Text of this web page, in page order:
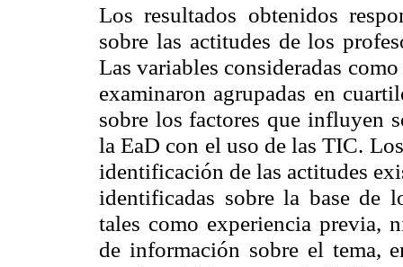
Los resultados obtenidos
sobre las actitudes de los
Las variables consideradas
examinaron agrupadas en
sobre los factores que influyen
la EaD con el uso de las TIC.
identificación de las actitudes
identificadas sobre la base de
tales como experiencia previa,
de información sobre el tema,